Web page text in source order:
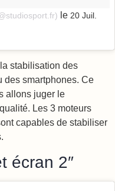
le 20 Juil.
stabilisation des
des smartphones. Ce
allons juger le
Les 3 moteurs
capables de stabiliser
écran 2″